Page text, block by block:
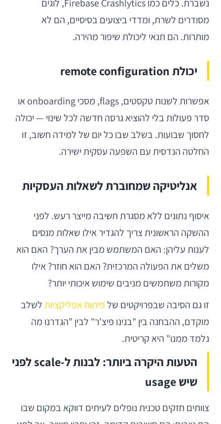
נשברת. כלים כמו Firebase Crashlytics, לוגים
מסודרים לשרת, ומדדי ביצועים בסיסיים, הם לא
מותרות. הם תנאי ליכולת שיפור מהירה.
יכולת remote configuration
אפשרות לשנות טקסטים, flags, מסכי onboarding או
סדר פעולות בלי להוציא גרסה חדשה לכל שינוי — יכולה
לחסוך שבועות. בשלב שבו כל יום של למידה חשוב, זו
החלטה הנדסית עם השפעה עסקית ישירה.
אנליטיקה שמחוברת לשאלות העסקיות
איסוף נתונים ללא מסגרת חשיבה מייצר רעש. לפני
ההשקה הראשונית צריך להגדיר אילו שאלות מנסים
לענות עליהן: האם המשתמש מבין את הערך? האם הוא
משלים את הפעולה המרכזית? האם הוא חוזר? אילו
מקורות משתמשים מניבים שימוש איכותי יותר?
זו גם הסיבה שבפרויקטים שלפיתוח אפליקציותלשלב
מוקדם, ההבחנה בין "בנינו פיצ'ר" לבין "הגדרנו מה
נלמד ממנו" היא קריטית.
הטעות היקרה ביותר: לבנות ל-scale לפני
שיש usage
צוותים חזקים טכנית נופלים לעיתים דווקא במקום שבו